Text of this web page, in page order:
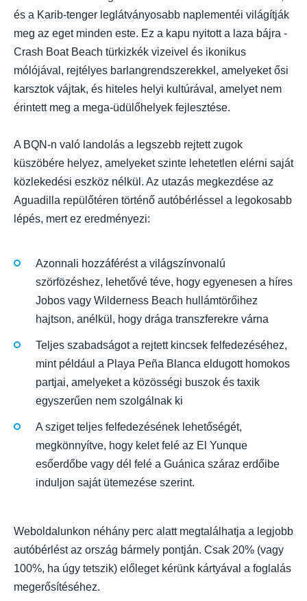
és a Karib-tenger leglátványosabb naplementéi világítják
meg az eget minden este. Ez a kapu nyitott a laza bájra -
Crash Boat Beach türkizkék vizeivel és ikonikus
mólójával, rejtélyes barlangrendszerekkel, amelyeket ősi
karsztok vájtak, és hiteles helyi kultúrával, amelyet nem
érintett meg a mega-üdülőhelyek fejlesztése.
A BQN-n való landolás a legszebb rejtett zugok
küszöbére helyez, amelyeket szinte lehetetlen elérni saját
közlekedési eszköz nélkül. Az utazás megkezdése az
Aguadilla repülőtéren történő autóbérléssel a legokosabb
lépés, mert ez eredményezi:
Azonnali hozzáférést a világszínvonalú
szörfözéshez, lehetővé téve, hogy egyenesen a híres
Jobos vagy Wilderness Beach hullámtörőihez
hajtson, anélkül, hogy drága transzferekre várna
Teljes szabadságot a rejtett kincsek felfedezéséhez,
mint például a Playa Peña Blanca eldugott homokos
partjai, amelyeket a közösségi buszok és taxik
egyszerűen nem szolgálnak ki
A sziget teljes felfedezésének lehetőségét,
megkönnyítve, hogy kelet felé az El Yunque
esőerdőbe vagy dél felé a Guánica száraz erdőibe
induljon saját ütemezése szerint.
Weboldalunkon néhány perc alatt megtalálhatja a legjobb
autóbérlést az ország bármely pontján. Csak 20% (vagy
100%, ha úgy tetszik) előleget kérünk kártyával a foglalás
megerősítéséhez.